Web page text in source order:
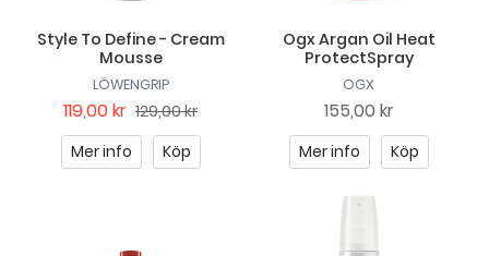
Style To Define - Cream
Mousse
LÖWENGRIP
119,00 kr 129,00 kr
Mer info
Köp
Ogx Argan Oil Heat
ProtectSpray
OGX
155,00 kr
Mer info Köp